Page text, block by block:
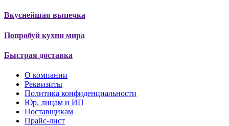
Вкуснейшая выпечка
Попробуй кухни мира
Быстрая доставка
О компании
Реквизиты
Политика конфиденциальности
Юр. лицам и ИП
Поставщикам
Прайс-лист